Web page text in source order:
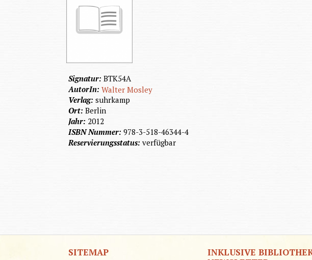
Signatur:BTK54A
AutorIn:Walter Mosley
Verlag:suhrkamp
Ort:Berlin
Jahr: 2012
ISBN Nummer:978-3-518-46344-4
Reservierungsstatus:verfügbar
SITEMAP
INKLUSIVE